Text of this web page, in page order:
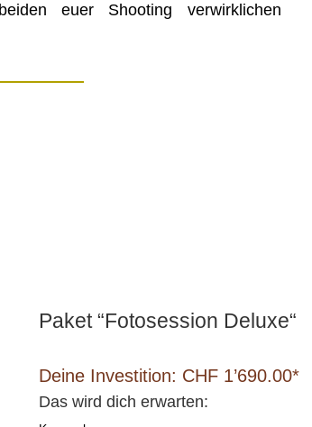
euer Shooting verwirklichen
Paket “Fotosession Deluxe“
Deine Investition: CHF 1’690.00*
Das wird dich erwarten: